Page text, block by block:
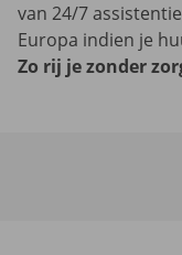
van 24/7
Europa indien je
Zo rij je zonder